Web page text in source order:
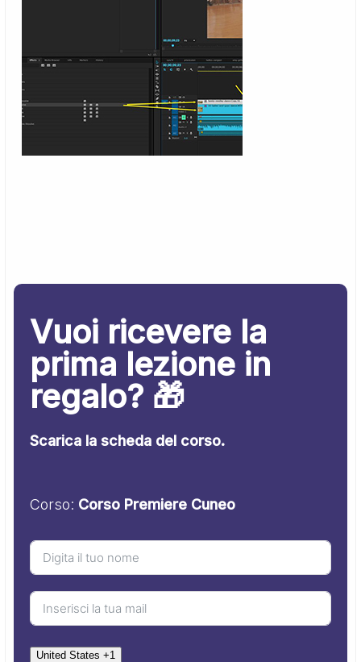
Vuoi ricevere la
prima lezione in
regalo? 🎁
Scarica la scheda del corso.
Corso: Corso Premiere Cuneo
United States +1